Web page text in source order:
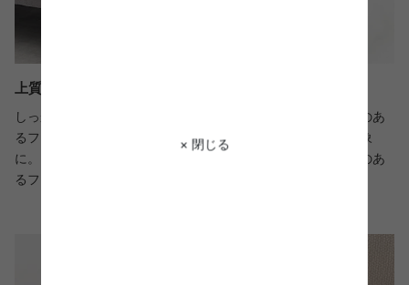
× 閉じる
上質な印象を与える厚みのある座面
しっかりとした厚みある座面が高級感溢れるデザイン。深みのあ
るファブリック生地と、座面のボンディング加工が上質な印象
に。また端はパイピング加工により立体感を持たせ、高級感のあ
るフォルムに仕上げました。